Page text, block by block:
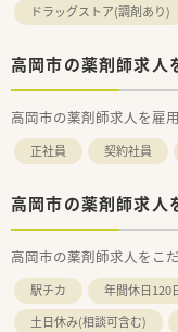
ドラッグストア(調剤あり)
高岡市の薬剤師求人
高岡市の薬剤師求人を雇
正社員 契約社員
高岡市の薬剤師求人
高岡市の薬剤師求人をこ
駅チカ 年間休日120
土日休み(相談可含む)